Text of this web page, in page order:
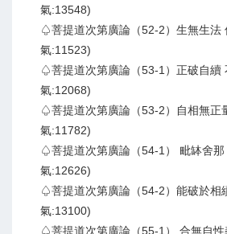
氣:13548)
♤菩提道次第廣論（52-2）生無生法
氣:11523)
♤菩提道次第廣論（53-1）正破自續
氣:12068)
♤菩提道次第廣論（53-2）自相無正
氣:11782)
♤菩提道次第廣論（54-1） 毗缽舍
氣:12626)
♤菩提道次第廣論（54-2）能破於相
氣:13100)
♤菩提道次第廣論（55-1） 合無自